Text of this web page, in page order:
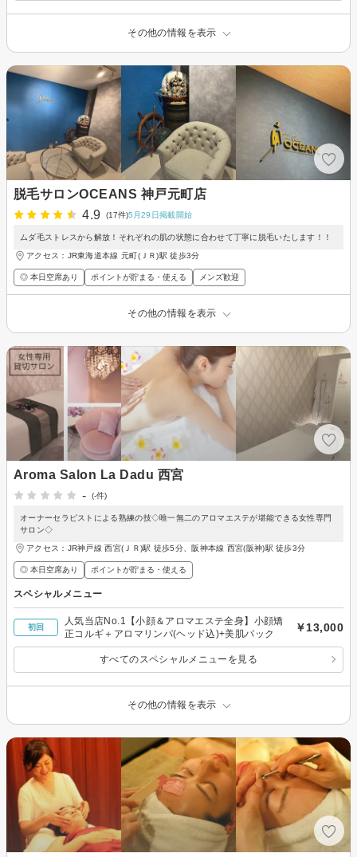
その他の情報を表示
脱毛サロンOCEANS 神戸元町店
4.9
(17件)5月29日掲載開始
ムダ毛ストレスから解放！それぞれの肌の状態に合わせて丁寧に脱毛いたします！！
アクセス：JR東海道本線 元町(ＪＲ)駅 徒歩3分
◎ 本日空席あり ポイントが貯まる・使える メンズ歓迎
その他の情報を表示
Aroma Salon La Dadu 西宮
-
(-件)
オーナーセラピストによる熟練の技◇唯一無二のアロマエステが堪能できる女性専門
サロン◇
アクセス：JR神戸線 西宮(ＪＲ)駅 徒歩5分、阪神本線 西宮(阪神)駅 徒歩3分
◎ 本日空席あり ポイントが貯まる・使える
スペシャルメニュー
初回
人気当店No.1【小顔＆アロマエステ全身】小顔矯
正コルギ＋アロマリンパ(ヘッド込)+美肌パック
￥13,000
すべてのスペシャルメニューを見る
その他の情報を表示